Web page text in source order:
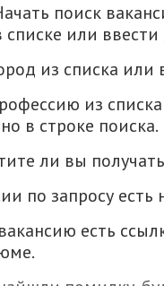
поиск
списке или ввести
из списка или
из
в строке поиска.
ли вы
по запросу
есть